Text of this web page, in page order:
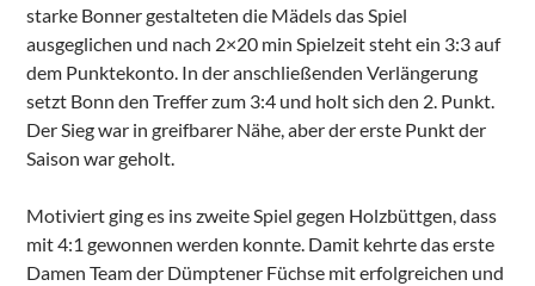
starke Bonner gestalteten die Mädels das Spiel
ausgeglichen und nach 2×20 min Spielzeit steht ein 3:3 auf
dem Punktekonto. In der anschließenden Verlängerung
setzt Bonn den Treffer zum 3:4 und holt sich den 2. Punkt.
Der Sieg war in greifbarer Nähe, aber der erste Punkt der
Saison war geholt.
Motiviert ging es ins zweite Spiel gegen Holzbüttgen, dass
mit 4:1 gewonnen werden konnte. Damit kehrte das erste
Damen Team der Dümptener Füchse mit erfolgreichen und